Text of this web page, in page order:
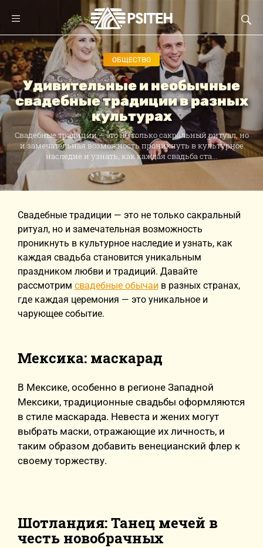
ОБЩЕСТВО
Удивительные и необычные
свадебные традиции в разных
культурах
Свадебные традиции — это не только сакральный ритуал, но
и замечательная возможность проникнуть в культурное
наследие и узнать, как каждая свадьба ста...
Свадебные традиции — это не только сакральный
ритуал, но и замечательная возможность
проникнуть в культурное наследие и узнать, как
каждая свадьба становится уникальным
праздником любви и традиций. Давайте
рассмотрим свадебные обычаи в разных странах,
где каждая церемония — это уникальное и
чарующее событие.
Мексика: маскарад
В Мексике, особенно в регионе Западной
Мексики, традиционные свадьбы оформляются
в стиле маскарада. Невеста и жених могут
выбрать маски, отражающие их личность, и
таким образом добавить венецианский флер к
своему торжеству.
Шотландия: Танец мечей в
честь новобрачных